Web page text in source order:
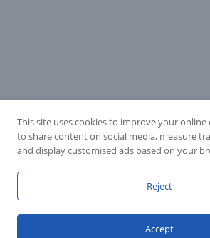
This site uses cookies to improve your online
to share content on social media, measure
and display customised ads based on your
Reject
Accept